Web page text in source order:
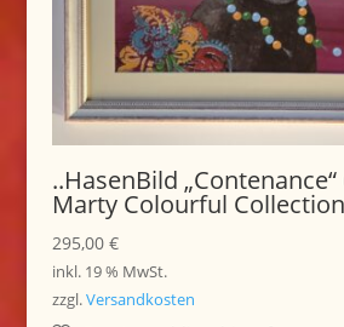
..HasenBild
Marty Colourful Collection
295,00 €
inkl. 19 % MwSt.
zzgl.Versandkosten